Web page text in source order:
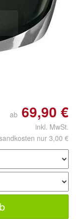
ab 69,90 €
inkl. MwSt.
nur 3,00 €